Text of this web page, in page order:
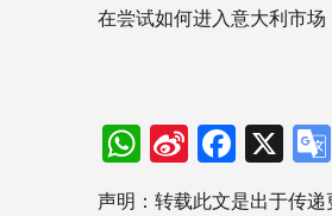
在尝试如何进入意大利市
WhatsApp
Sina
Weibo
X
声明：转载此文是出于传